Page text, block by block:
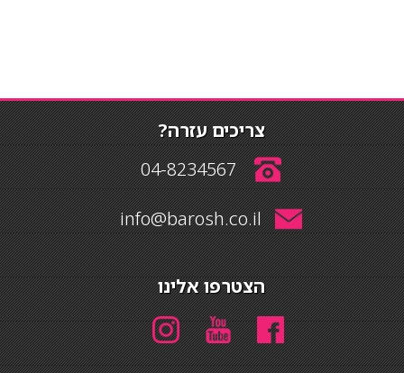
צריכים עזרה?
04-8234567
info@barosh.co.il
הצטרפו אלינו